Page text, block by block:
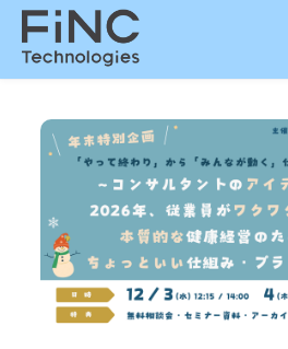
Skip to main content